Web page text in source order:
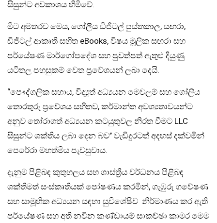
සිසුන්ට අවකාශය හිමිවේ.
මීට අමතරව මෙය, ගෝලීය ඩිජිටල් පුස්තකාල, සඟරා,
ඩිජිටල් ආකෘති සහිත eBooks, විෂය මූලික සඟරා සහ
පර්යේෂණ මාර්ගෝපදේශ සහ පුවත්පත් ඇතුළු දියුණු
යටිතල පහසුකම් වෙත ප්‍රවේශයන් ලබා දෙයි.
“පෞද්ගලික සහාය, විද්‍යුත් අධ්‍යයන මෙවලම් සහ ගෝලීය
තොරතුරු ප්‍රවේශය සහිතව, කර්මාන්ත අවශ්‍යතාවයන්ට
අනුව තෝරාගත් අධ්‍යයන කටයුතුවල නිරත වීමට LLC
සිසුන්ට ශක්තිය ලබා දෙන බව’’ වැඩිදුරටත් අදහස් දක්වමින්
පෙරේරා මහත්මිය පැවසුවාය.
දැනුම පිළිබඳ කුතුහලය සහ ශාස්ත්‍රීය වර්ධනය පිළිබඳ
ශක්තිමත් සංස්කෘතියක් පෝෂණය කරමින්, ගැඹුරු ගවේෂණ
සහ සාමූහික අධ්‍යයන සඳහා සුවිශේෂීව නිර්මාණය කර ඇති
පර්යේෂණ සහ අති නවීන කණ්ඩායම් සාකච්ඡා කාමර මෙම